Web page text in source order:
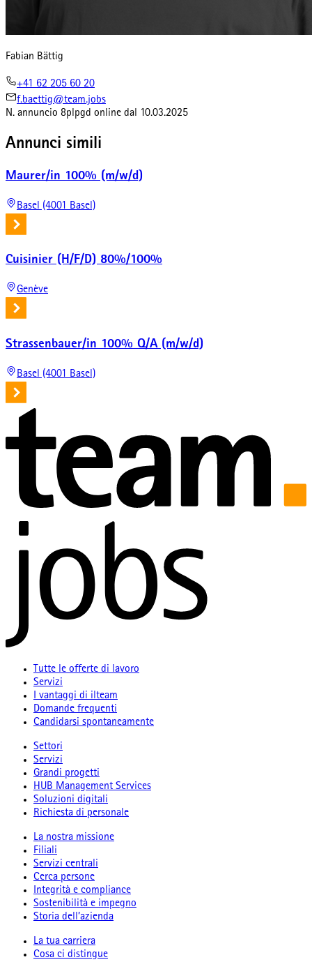
Fabian Bättig
+41 62 205 60 20
f.baettig@team.jobs
N. annuncio 8plpgd online dal 10.03.2025
Annunci simili
Maurer/in 100% (m/w/d)
Basel (4001 Basel)
Cuisinier (H/F/D) 80%/100%
Genève
Strassenbauer/in 100% Q/A (m/w/d)
Basel (4001 Basel)
Tutte le offerte di lavoro
Servizi
I vantaggi di ilteam
Domande frequenti
Candidarsi spontaneamente
Settori
Servizi
Grandi progetti
HUB Management Services
Soluzioni digitali
Richiesta di personale
La nostra missione
Filiali
Servizi centrali
Cerca persone
Integrità e compliance
Sostenibilità e impegno
Storia dell’azienda
La tua carriera
Cosa ci distingue